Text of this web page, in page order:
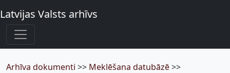
Latvijas Valsts arhīvs
Arhīva dokumenti >> Meklēšana datubāzē>>